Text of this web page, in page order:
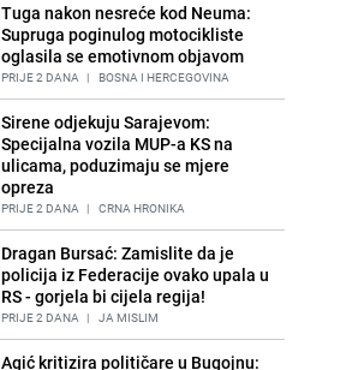
Tuga nakon nesreće kod Neuma:
Supruga poginulog motocikliste
oglasila se emotivnom objavom
PRIJE 2 DANA | BOSNA I HERCEGOVINA
Sirene odjekuju Sarajevom:
Specijalna vozila MUP-a KS na
ulicama, poduzimaju se mjere
opreza
PRIJE 2 DANA | CRNA HRONIKA
Dragan Bursać: Zamislite da je
policija iz Federacije ovako upala u
RS - gorjela bi cijela regija!
PRIJE 2 DANA | JA MISLIM
Agić kritizira političare u Bugojnu: